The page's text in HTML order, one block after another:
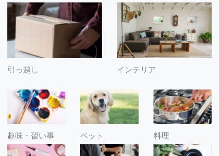
引っ越し インテリア
趣味・習い事 ペット 料理